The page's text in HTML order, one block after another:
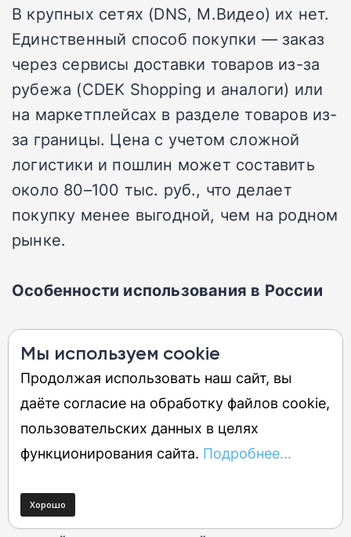
В крупных сетях (DNS, М.Видео) их нет.
Единственный способ покупки — заказ
через сервисы доставки товаров из-за
рубежа (CDEK Shopping и аналоги) или
на маркетплейсах в разделе товаров из-
за границы. Цена с учетом сложной
логистики и пошлин может составить
около 80–100 тыс. руб., что делает
покупку менее выгодной, чем на родном
рынке.
Особенности использования в России
Использование телевизора Amazon в РФ
сопряжено с большими неудобствами.
Интерфейс Fire OS, скорее всего, будет
на английском языке, а голосовой
ассистент Alexa не понимает по-русски.
Экосистема Amazon Prime Video, вокруг
которой построен интерфейс,
локального контента там нет. Установка
Мы используем cookie
Продолжая использовать наш сайт, вы
даёте согласие на обработку файлов cookie,
пользовательских данных в целях
функционирования сайта. Подробнее...